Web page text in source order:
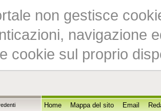
non gestisce
navigazione
cookie sul proprio
Home Mappa del sito Email